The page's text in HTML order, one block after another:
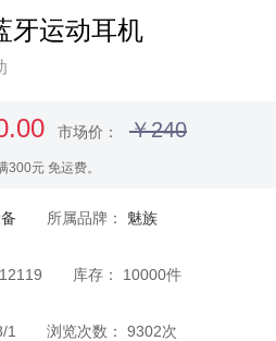
牙运动耳机
市场价： ￥240
300元 免运费。
所属品牌： 魅族
库存： 10000件
8/1 浏览次数： 9302次